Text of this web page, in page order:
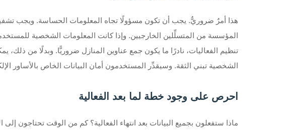
هذا أمرٌ ضروريٌّ. يجب أن تكون مسؤولًا تجاه المعلومات الحساسة. ويجب تشفير
المؤسسة من المتسلِّلين الخارجيين. وإذا كانت المعلومات الشخصية
الشخصية تبني الثقة. وسيقدِّر المستخدمون أمان البيانات الخاص بالأساور
احرص على وجود خطة لما بعد الفعالية
ماذا ستفعلون بجميع البيانات بعد انتهاء الفعالية؟ كم من الوقت